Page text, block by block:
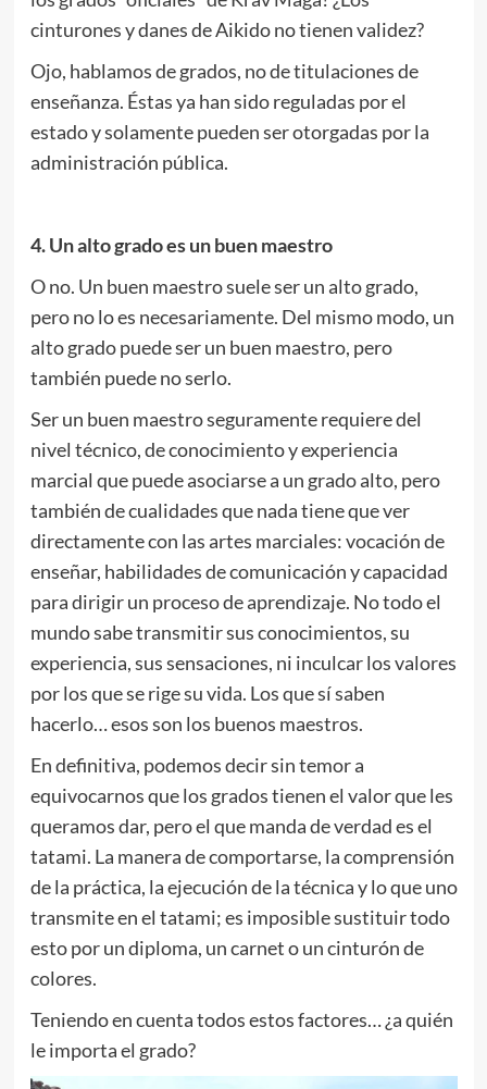
cinturones y danes de Aikido no tienen validez?
Ojo, hablamos de grados, no de titulaciones de
enseñanza. Éstas ya han sido reguladas por el
estado y solamente pueden ser otorgadas por la
administración pública.
4. Un alto grado es un buen maestro
O no. Un buen maestro suele ser un alto grado,
pero no lo es necesariamente. Del mismo modo, un
alto grado puede ser un buen maestro, pero
también puede no serlo.
Ser un buen maestro seguramente requiere del
nivel técnico, de conocimiento y experiencia
marcial que puede asociarse a un grado alto, pero
también de cualidades que nada tiene que ver
directamente con las artes marciales: vocación de
enseñar, habilidades de comunicación y capacidad
para dirigir un proceso de aprendizaje. No todo el
mundo sabe transmitir sus conocimientos, su
experiencia, sus sensaciones, ni inculcar los valores
por los que se rige su vida. Los que sí saben
hacerlo… esos son los buenos maestros.
En definitiva, podemos decir sin temor a
equivocarnos que los grados tienen el valor que les
queramos dar, pero el que manda de verdad es el
tatami. La manera de comportarse, la comprensión
de la práctica, la ejecución de la técnica y lo que uno
transmite en el tatami; es imposible sustituir todo
esto por un diploma, un carnet o un cinturón de
colores.
Teniendo en cuenta todos estos factores… ¿a quién
le importa el grado?